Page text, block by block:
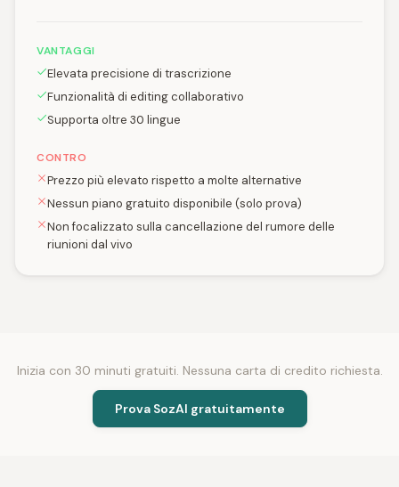
VANTAGGI
Elevata precisione di trascrizione
Funzionalità di editing collaborativo
Supporta oltre 30 lingue
CONTRO
Prezzo più elevato rispetto a molte alternative
Nessun piano gratuito disponibile (solo prova)
Non focalizzato sulla cancellazione del rumore delle
riunioni dal vivo
Inizia con 30 minuti gratuiti. Nessuna carta di credito richiesta.
Prova SozAI gratuitamente